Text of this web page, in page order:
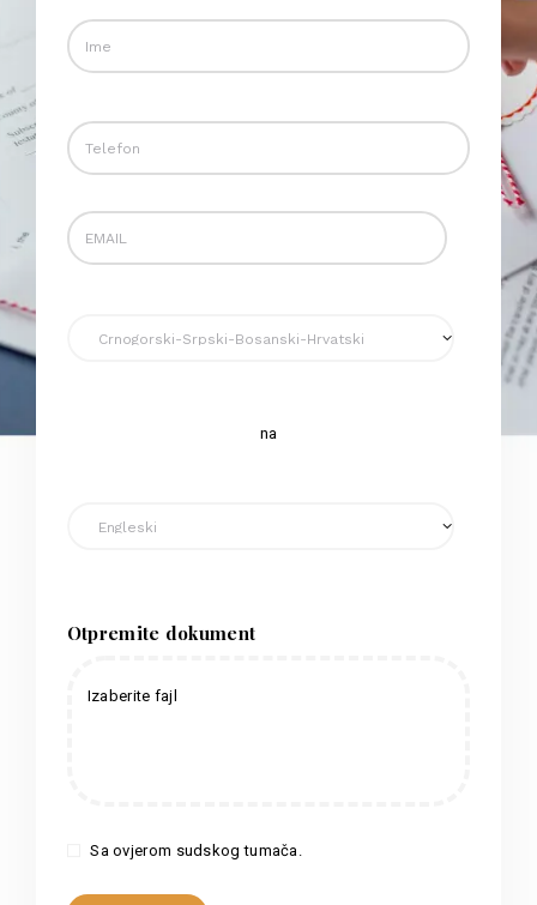
na
Otpremite dokument
Izaberite fajl
Sa ovjerom sudskog tumača.